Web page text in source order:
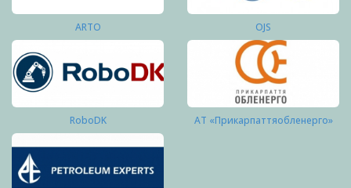
ARTO OJS
RoboDK АТ «Прикарпаттяобленерго»